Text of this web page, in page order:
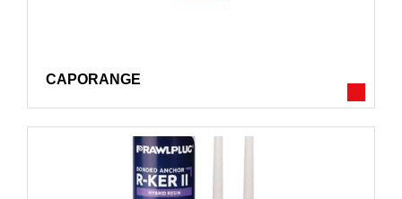
CAPORANGE